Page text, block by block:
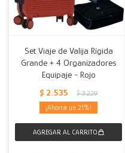
Set Viaje de Valija Rígida
Grande + 4 Organizadores
Equipaje - Rojo
$ 2.535 $ 3.229
21